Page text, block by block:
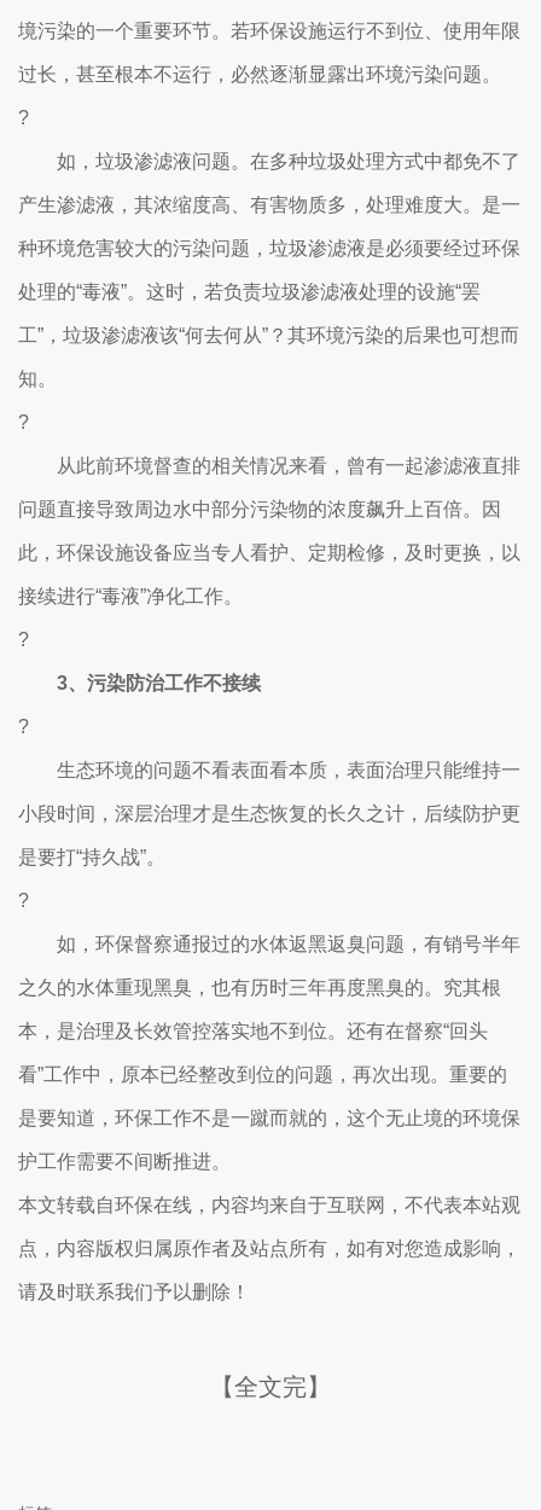
境污染的一个重要环节。若环保设施运行不到位、使用年限
过长，甚至根本不运行，必然逐渐显露出环境污染问题。
?
如，垃圾渗滤液问题。在多种垃圾处理方式中都免不了
产生渗滤液，其浓缩度高、有害物质多，处理难度大。是一
种环境危害较大的污染问题，垃圾渗滤液是必须要经过环保
处理的“毒液”。这时，若负责垃圾渗滤液处理的设施“罢
工”，垃圾渗滤液该“何去何从”？其环境污染的后果也可想而
知。
?
从此前环境督查的相关情况来看，曾有一起渗滤液直排
问题直接导致周边水中部分污染物的浓度飙升上百倍。因
此，环保设施设备应当专人看护、定期检修，及时更换，以
接续进行“毒液”净化工作。
?
3、污染防治工作不接续
?
生态环境的问题不看表面看本质，表面治理只能维持一
小段时间，深层治理才是生态恢复的长久之计，后续防护更
是要打“持久战”。
?
如，环保督察通报过的水体返黑返臭问题，有销号半年
之久的水体重现黑臭，也有历时三年再度黑臭的。究其根
本，是治理及长效管控落实地不到位。还有在督察“回头
看”工作中，原本已经整改到位的问题，再次出现。重要的
是要知道，环保工作不是一蹴而就的，这个无止境的环境保
护工作需要不间断推进。
本文转载自环保在线，内容均来自于互联网，不代表本站观
点，内容版权归属原作者及站点所有，如有对您造成影响，
请及时联系我们予以删除！
【全文完】